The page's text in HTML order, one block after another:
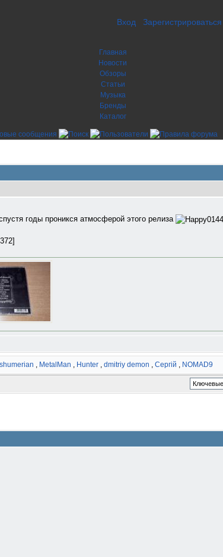
Вход Зарегистрироваться
Главная
Новости
Обзоры
Статьи
Музыка
Бренды
Каталог
годы проникся атмосферой этого релиза
shumerian , MetalMan , Hunter , dmitriy demon , Сергій , NOMAD9